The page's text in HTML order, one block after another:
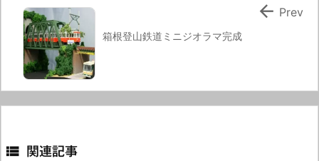
箱根登山鉄道ミニジオラマ完成
 Prev
 関連記事